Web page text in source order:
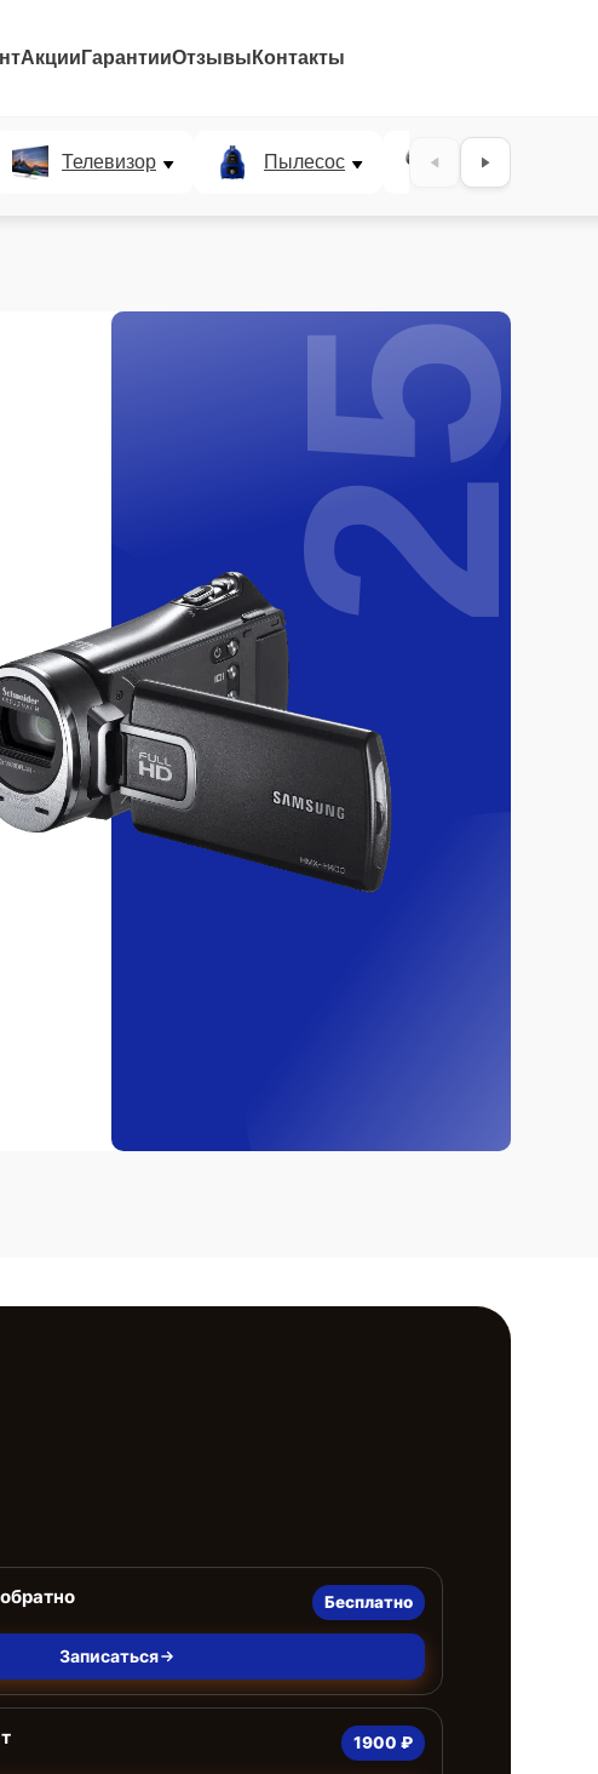
Акции ГарантииОтзывы Контакты
Телевизор Пылесос Проектор
25%
Бесплатно
Записаться
1900 ₽